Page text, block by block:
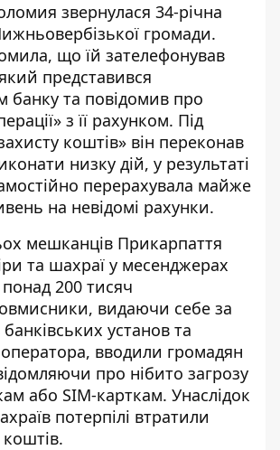
звернулася 34-річна
громади.
що їй зателефонував
представився
банку та повідомив про
з її рахунком. Під
коштів» він переконав
низку дій, у результаті
перерахувала майже
на невідомі рахунки.
мешканців Прикарпаття
та шахраї у месенджерах
200 тисяч
видаючи себе за
банківських установ та
вводили громадян
про нібито загрозу
або SIM-карткам. Унаслідок
потерпілі втратили